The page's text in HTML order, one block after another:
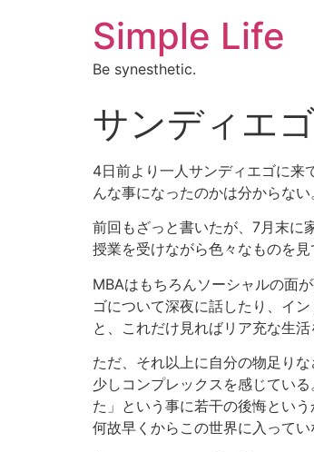
Simple Life
Be synesthetic.
サンディエ
4日前より一人サンディエゴに来
んな事になったのかは分からな
前回もざっと書いたが、7月末に
授業を受けながら色々なものを
MBAはもちろんソーシャルの面
ゴについて深夜に話したり、イ
と、これだけ見ればリア充な生
ただ、それ以上に自分の物足り
少しコンプレックスを感じてい
た」という事に若干の後悔とい
何故早くからこの世界に入って